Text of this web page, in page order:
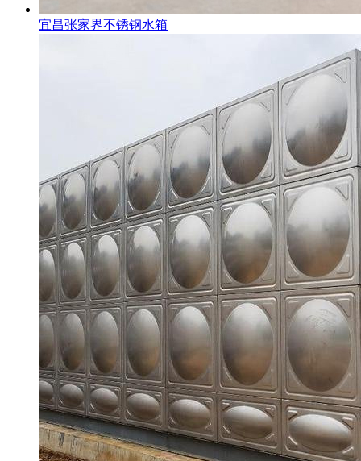
宜昌张家界不锈钢水箱